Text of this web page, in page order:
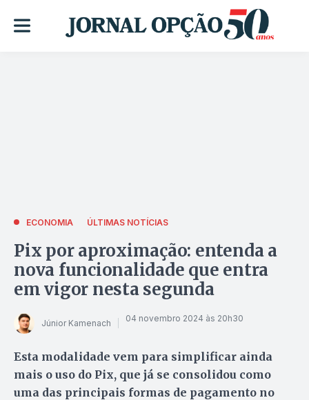
ECONOMIA ÚLTIMAS NOTÍCIAS
Pix por aproximação: entenda a
nova funcionalidade que entra
em vigor nesta segunda
Júnior Kamenach 04 novembro 2024 às 20h30
Esta modalidade vem para simplificar ainda
mais o uso do Pix, que já se consolidou como
uma das principais formas de pagamento no